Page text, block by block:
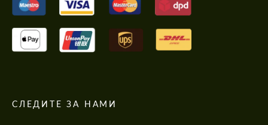
СЛЕДИТЕ ЗА НАМИ